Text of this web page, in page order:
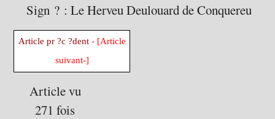
Sign ? : Le Herveu Deulouard de Conquereu
Article pr ?c ?dent- [Article
suivant-]
Article vu
271 fois